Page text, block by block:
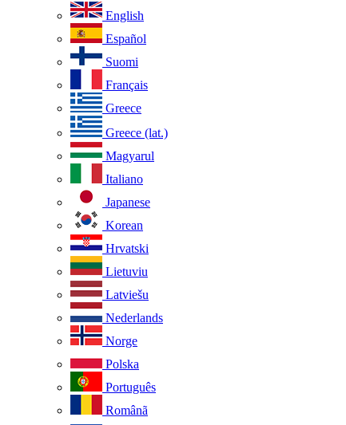
English
Español
Suomi
Français
Greece
Greece (lat.)
Magyarul
Italiano
Japanese
Korean
Hrvatski
Lietuviu
Latviešu
Nederlands
Norge
Polska
Português
Românã